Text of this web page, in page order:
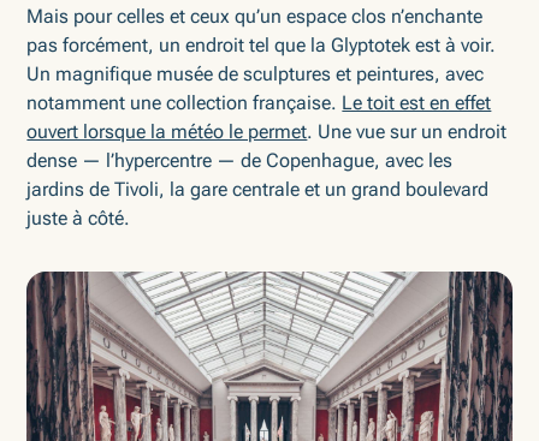
Mais pour celles et ceux qu’un espace clos n’enchante
pas forcément, un endroit tel que la Glyptotek est à voir.
Un magnifique musée de sculptures et peintures, avec
notamment une collection française. Le toit est en effet
ouvert lorsque la météo le permet. Une vue sur un endroit
dense — l’hypercentre — de Copenhague, avec les
jardins de Tivoli, la gare centrale et un grand boulevard
juste à côté.